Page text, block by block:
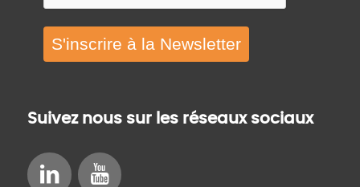
S'inscrire à la Newsletter
Suivez nous sur les réseaux sociaux